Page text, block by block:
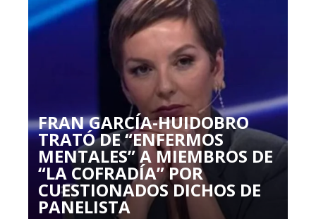
FRAN GARCÍA-HUIDOBRO
TRATÓ DE “ENFERMOS
MENTALES” A MIEMBROS DE
“LA COFRADÍA” POR
CUESTIONADOS DICHOS DE
PANELISTA